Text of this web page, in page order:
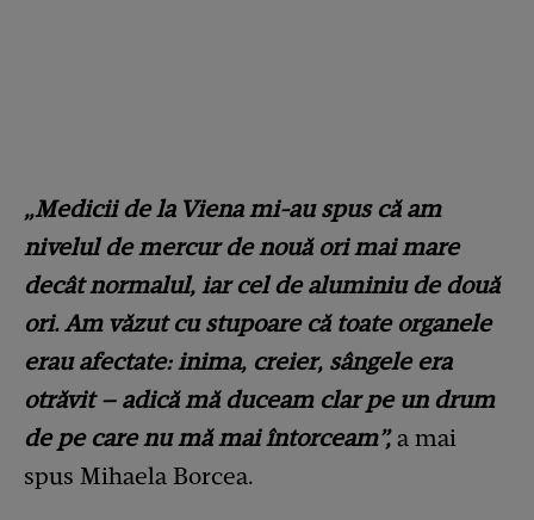
„Medicii de la Viena mi-au spus că am
nivelul de mercur de nouă ori mai mare
decât normalul, iar cel de aluminiu de două
ori. Am văzut cu stupoare că toate organele
erau afectate: inima, creier, sângele era
otrăvit – adică mă duceam clar pe un drum
de pe care nu mă mai întorceam”,a mai
spus Mihaela Borcea.